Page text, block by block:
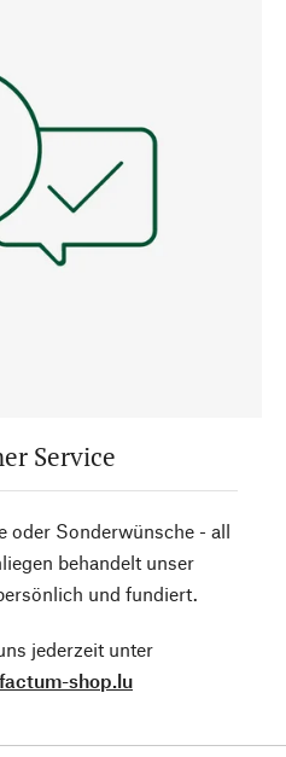
Service
oder Sonderwünsche - all
behandelt unser
und fundiert.
jederzeit unter
shop.lu